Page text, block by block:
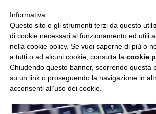
Vai
al
contenuto
Studio d'Informatica
Perizie Informatiche Forensi, CTP e CTU in
MENU
Informativa
Questo sito o gli strumenti terzi da questo
di cookie necessari al funzionamento ed utili
nella cookie policy. Se vuoi saperne di più o
a tutti o ad alcuni cookie, consulta la cookie
Chiudendo questo banner, scorrendo questa
su un link o proseguendo la navigazione in
acconsenti all’uso dei cookie.